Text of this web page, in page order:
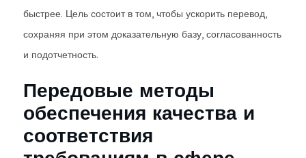
быстрее. Цель состоит в том, чтобы ускорить перевод,
сохраняя при этом доказательную базу, согласованность
и подотчетность.
Передовые методы
обеспечения качества и
соответствия